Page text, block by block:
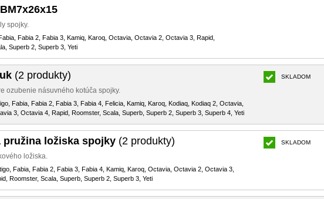
spojky.
Fabia 2, Fabia 3, Kamiq, Karoq, Octavia, Octavia 2, Octavia 3, Rapid,
Superb 2, Superb 3, Yeti
(2 produkty)
ozubenie násuvného kotúča spojky.
Fabia, Fabia 2, Fabia 3, Fabia 4, Felicia, Kamiq, Karoq, Kodiaq, Kodiaq 2, Octavia,
3, Octavia 4, Rapid, Roomster, Scala, Superb, Superb 2, Superb 3, Superb 4, Yeti
SKLADOM
pružina ložiska spojky (2 produkty)
ložiska.
Fabia, Fabia 2, Fabia 3, Fabia 4, Kamiq, Karoq, Octavia, Octavia 2, Octavia 3,
Roomster, Scala, Superb, Superb 2, Superb 3, Yeti
SKLADOM